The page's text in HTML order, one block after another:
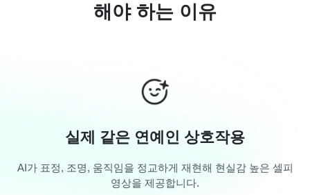
해야 하는 이유
실제 같은 연예인 상호작용
AI가 표정, 조명, 움직임을 정교하게 재현해 현실감 높은 셀피
영상을 제공합니다.